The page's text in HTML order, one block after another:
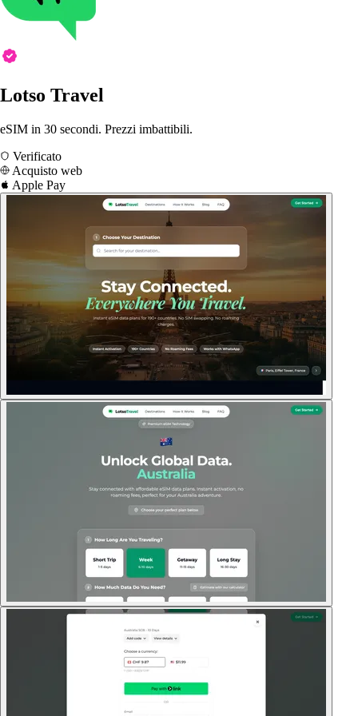
Lotso Travel
eSIM in 30 secondi. Prezzi imbattibili.
Verificato
Acquisto web
Apple Pay